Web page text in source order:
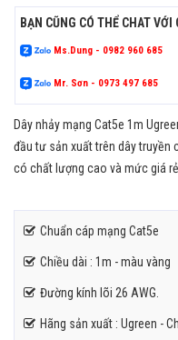
BẠN CŨNG CÓ THỂ CHAT VỚI
Ms.Dung - 0982 960 685
Mr. Sơn - 0973 497 685
Dây nhảy mạng Cat5e 1m
đầu tư sản xuất trên dây truyền
có chất lượng cao và mức giá
Chuẩn cáp mạng Cat5e
Chiều dài : 1m - màu vàng
Đường kính lõi 26 AWG.
Hãng sản xuất : Ugreen -